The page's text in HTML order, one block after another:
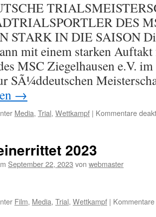
DES
STARK IN DIE SAISON
mit einem starken
MSC Ziegelhausen e.V.
SÃ¼ddeutschen
→
Media, Trial, Wettkampf | Kommentare
2023
September 22, 2023 von webmaster
Film, Media, Trial, Wettkampf |